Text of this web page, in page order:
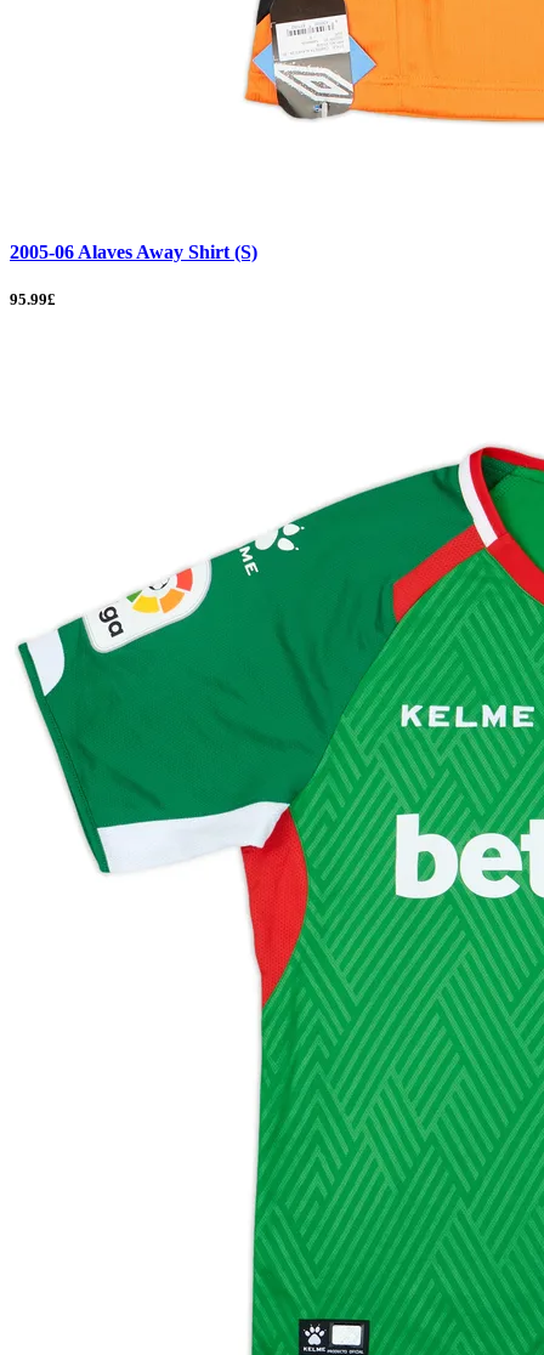
2005-06 Alaves Away Shirt (S)
95.99£